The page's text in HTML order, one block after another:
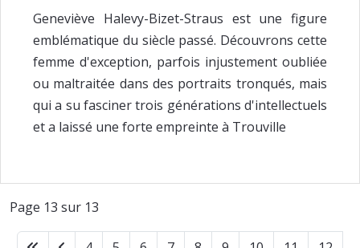
Geneviève Halevy-Bizet-Straus est une figure
emblématique du siècle passé. Découvrons cette
femme d'exception, parfois injustement oubliée
ou maltraitée dans des portraits tronqués, mais
qui a su fasciner trois générations d'intellectuels
et a laissé une forte empreinte à Trouville
Page 13 sur 13